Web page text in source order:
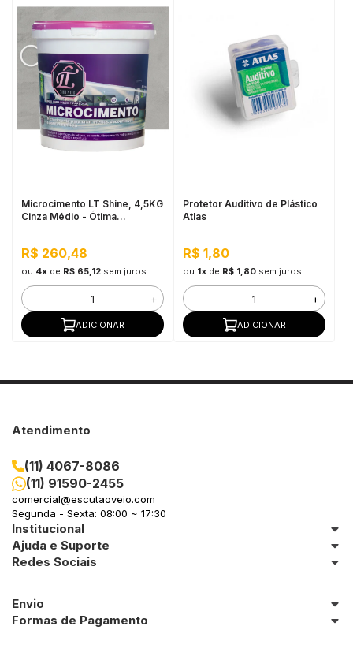
Microcimento LT Shine, 4,5KG
Cinza Médio - Ótima
R$ 260,48
ou 4xde R$ 65,12 sem juros
- +
ADICIONAR
Protetor Auditivo de Plástico
Atlas
R$ 1,80
ou 1xde R$ 1,80 sem juros
- +
ADICIONAR
Atendimento
(11) 4067-8086
(11) 91590-2455
comercial@escutaoveio.com
Segunda - Sexta: 08:00 ~ 17:30
Institucional
Ajuda e Suporte
Redes Sociais
Envio
Formas de Pagamento